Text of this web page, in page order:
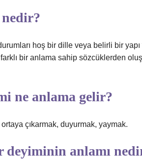
hoş bir dille veya belirli bir
bir anlama sahip sözcüklerden
ne anlama gelir?
çıkarmak, duyurmak, yaymak.
deyiminin anlamı